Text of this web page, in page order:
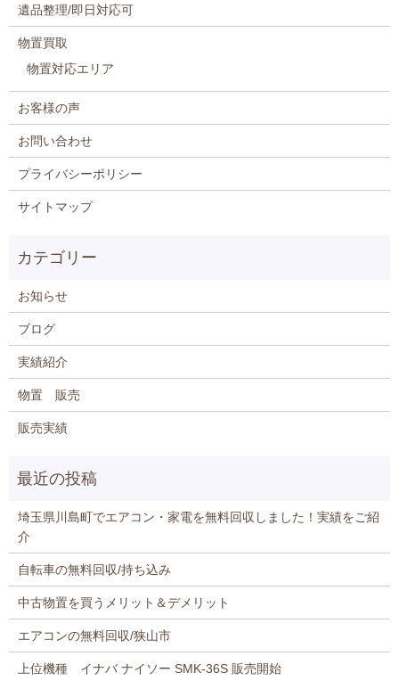
遺品整理/即日対応可
物置買取
物置対応エリア
お客様の声
お問い合わせ
プライバシーポリシー
サイトマップ
お知らせ
ブログ
実績紹介
物置 販売
販売実績
埼玉県川島町でエアコン・家電を無料回収しました！実績をご紹
介
自転車の無料回収/持ち込み
中古物置を買うメリット＆デメリット
エアコンの無料回収/狭山市
上位機種 イナバ ナイソー SMK-36S 販売開始